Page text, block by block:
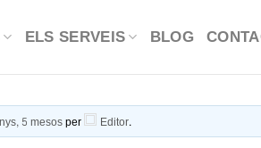
ELS SERVEIS BLOG
5 mesosper Editor.